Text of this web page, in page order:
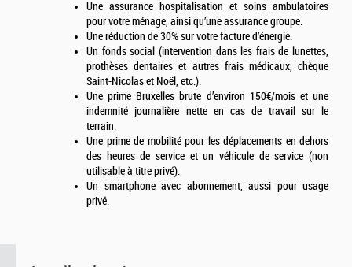
Une assurance hospitalisation et soins ambulatoires
pour votre ménage, ainsi qu’une assurance groupe.
Une réduction de 30% sur votre facture d’énergie.
Un fonds social (intervention dans les frais de lunettes,
prothèses dentaires et autres frais médicaux, chèque
Saint-Nicolas et Noël, etc.).
Une prime Bruxelles brute d’environ 150€/mois et une
indemnité journalière nette en cas de travail sur le
terrain.
Une prime de mobilité pour les déplacements en dehors
des heures de service et un véhicule de service (non
utilisable à titre privé).
Un smartphone avec abonnement, aussi pour usage
privé.